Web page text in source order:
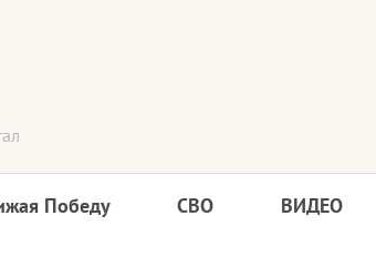
Победу СВО ВИДЕО